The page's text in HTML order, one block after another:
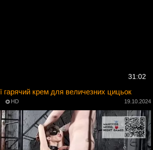
31:02
гарячий крем для величезних цицьок
HD 19.10.2024